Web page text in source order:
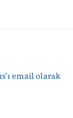
email olarak